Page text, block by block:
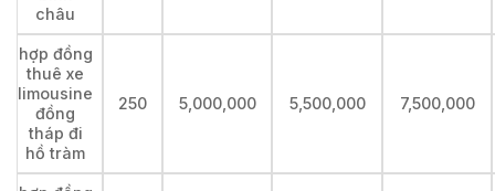
châu
hợp đồng
thuê xe
limousine
đồng
tháp đi
hồ tràm
250 5,000,000 5,500,000 7,500,000